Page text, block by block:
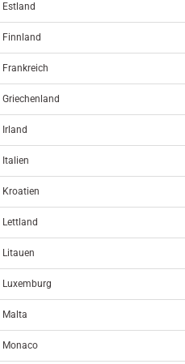
Estland
Finnland
Frankreich
Griechenland
Irland
Italien
Kroatien
Lettland
Litauen
Luxemburg
Malta
Monaco